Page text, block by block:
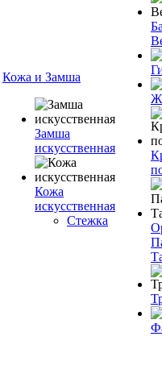
Кожа и Замша
Замша
искусственная
Кожа
искусственная
Стежка